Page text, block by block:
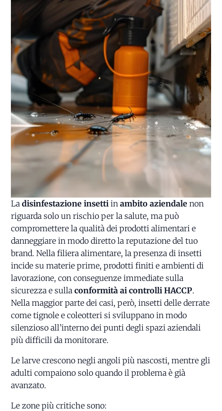
Ladisinfestazione insetti inambito aziendale non
riguarda solo un rischio per la salute, ma può
compromettere la qualità dei prodotti alimentari e
danneggiare in modo diretto la reputazione del tuo
brand. Nella filiera alimentare, la presenza di insetti
incide su materie prime, prodotti finiti e ambienti di
lavorazione, con conseguenze immediate sulla
sicurezza e sullaconformità ai controlli HACCP.
Nella maggior parte dei casi, però, insetti delle derrate
come tignole e coleotteri si sviluppano in modo
silenzioso all’interno dei punti degli spazi aziendali
più difficili da monitorare.
Le larve crescono negli angoli più nascosti, mentre gli
adulti compaiono solo quando il problema è già
avanzato.
Le zone più critiche sono: